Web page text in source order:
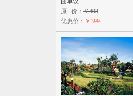
团单议
原 价： ￥498
优惠价： ￥399